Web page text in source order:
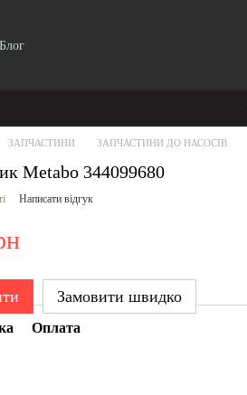
Блог
ЗАПЧАСТИНИ ЗАПЧАСТИНИ ДО НАСОСІВ
Metabo 344099680
Написати відгук
Замовити швидко
Оплата